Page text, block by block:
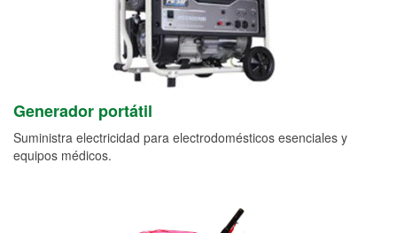
Generador portátil
Suministra electricidad para electrodomésticos esenciales y
equipos médicos.